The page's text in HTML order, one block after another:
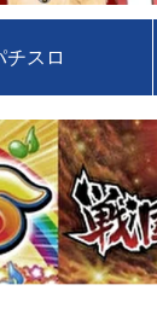
チスロ